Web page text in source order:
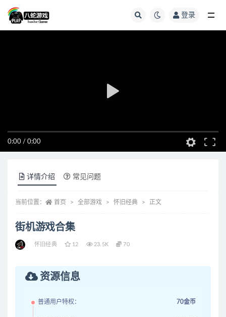
登录
0:00 / 0:00
详情介绍 常见问题
当前位置： 首页 全部游戏 怀旧经典 正文
街机游戏合集
怀旧经典 12 23.5K 70
资源信息
普通用户特权： 70金币